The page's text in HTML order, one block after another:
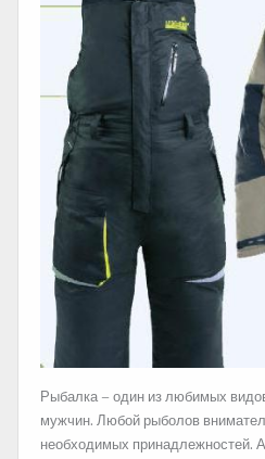
Рыбалка – один из любимых
мужчин. Любой рыболов
необходимых принадлежностей.